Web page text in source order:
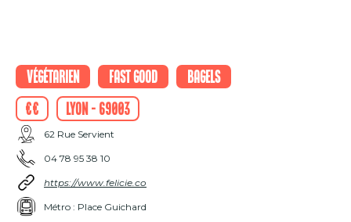
Végétarien Fast good
Bagels
€€
Lyon - 69003
62 Rue Servient
04 78 95 38 10
https://www.felicie.co
Métro : Place Guichard